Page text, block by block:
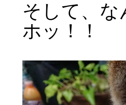
そして、
ホッ！！